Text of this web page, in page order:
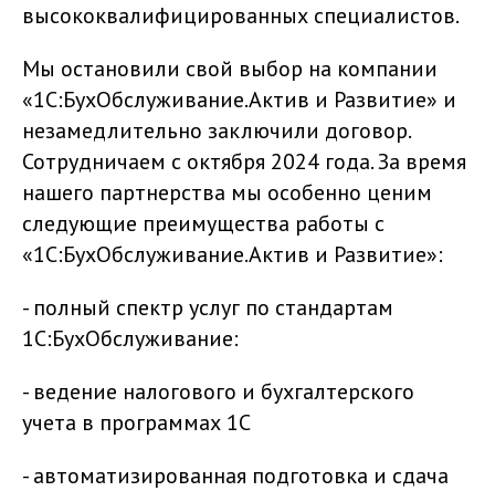
высококвалифицированных специалистов.
Мы остановили свой выбор на компании
«1С:БухОбслуживание.Актив и Развитие» и
незамедлительно заключили договор.
Сотрудничаем с октября 2024 года. За время
нашего партнерства мы особенно ценим
следующие преимущества работы с
«1С:БухОбслуживание.Актив и Развитие»:
- полный спектр услуг по стандартам
1С:БухОбслуживание:
- ведение налогового и бухгалтерского
учета в программах 1С
- автоматизированная подготовка и сдача